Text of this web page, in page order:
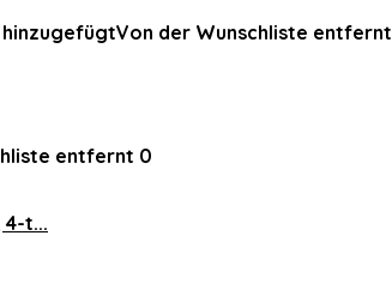
Von der Wunschliste entfernt
entfernt 0